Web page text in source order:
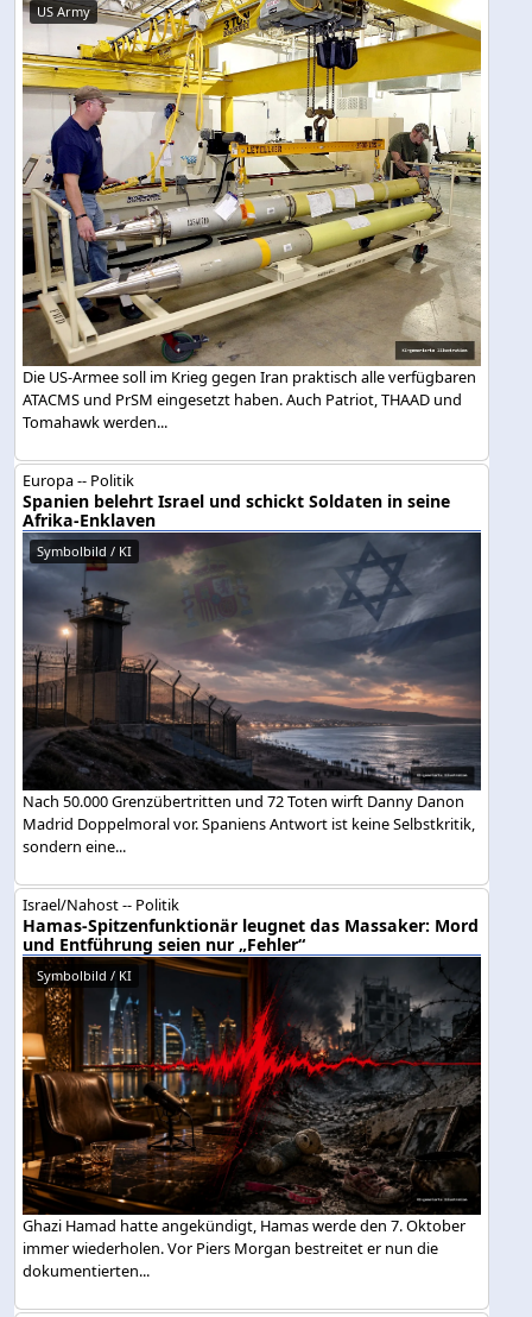
US Army
Die US-Armee soll im Krieg gegen Iran praktisch alle verfügbaren
ATACMS und PrSM eingesetzt haben. Auch Patriot, THAAD und
Tomahawk werden...
Europa -- Politik
Spanien belehrt Israel und schickt Soldaten in seine
Afrika-Enklaven
Symbolbild / KI
Nach 50.000 Grenzübertritten und 72 Toten wirft Danny Danon
Madrid Doppelmoral vor. Spaniens Antwort ist keine Selbstkritik,
sondern eine...
Israel/Nahost -- Politik
Hamas-Spitzenfunktionär leugnet das Massaker: Mord
und Entführung seien nur „Fehler“
Symbolbild / KI
Ghazi Hamad hatte angekündigt, Hamas werde den 7. Oktober
immer wiederholen. Vor Piers Morgan bestreitet er nun die
dokumentierten...